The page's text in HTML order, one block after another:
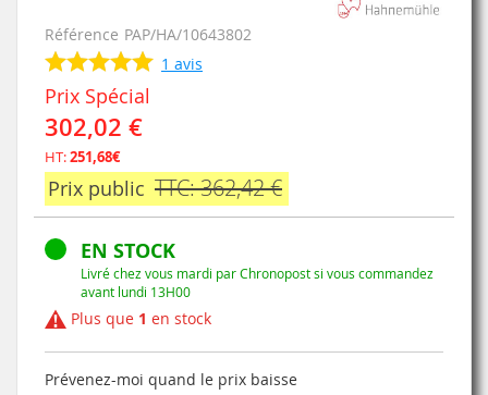
Référence PAP/HA/10643802
1 avis
Prix Spécial
302,02 €
HT:251,68€
Prix public TTC: 362,42 €
EN STOCK
Livré chez vous mardi par Chronopost si vous commandez
avant lundi 13H00
Plus que 1 en stock
Prévenez-moi quand le prix baisse
images
gallery